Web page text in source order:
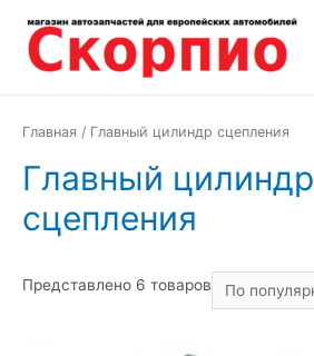
содержимому
Главная / Главный цилиндр сцепления
Главный цилиндр
сцепления
Представлено 6 товаров